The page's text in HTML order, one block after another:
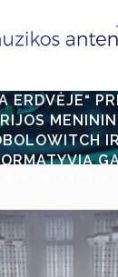
ERDVĖJE“